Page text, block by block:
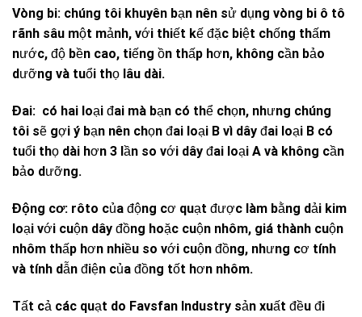
Vòng bi: chúng tôi khuyên bạn nên sử dụng vòng bi ô tô
rãnh sâu một mảnh, với thiết kế đặc biệt chống thấm
nước, độ bền cao, tiếng ồn thấp hơn, không cần bảo
dưỡng và tuổi thọ lâu dài.
Đai: có hai loại đai mà bạn có thể chọn, nhưng chúng
tôi sẽ gợi ý bạn nên chọn đai loại B vì dây đai loại B có
tuổi thọ dài hơn 3 lần so với dây đai loại A và không cần
bảo dưỡng.
Động cơ: rôto của động cơ quạt được làm bằng dải kim
loại với cuộn dây đồng hoặc cuộn nhôm, giá thành cuộn
nhôm thấp hơn nhiều so với cuộn đồng, nhưng cơ tính
và tính dẫn điện của đồng tốt hơn nhôm.
Tất cả các quạt do Favsfan Industry sản xuất đều đi